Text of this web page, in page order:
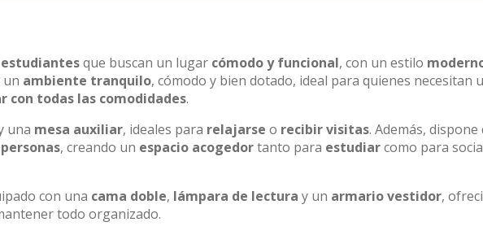
que buscan un lugar cómodo y funcional, con un estilo
un ambiente tranquilo, cómodo y bien dotado, ideal para quienes necesitan
con todas las comodidades.
una mesa auxiliar, ideales para relajarse o recibir visitas. Además, dispone
, creando un espacio acogedortanto para estudiarcomo para
con una cama doble, lámpara de lectura y un armario vestidor,
todo organizado.